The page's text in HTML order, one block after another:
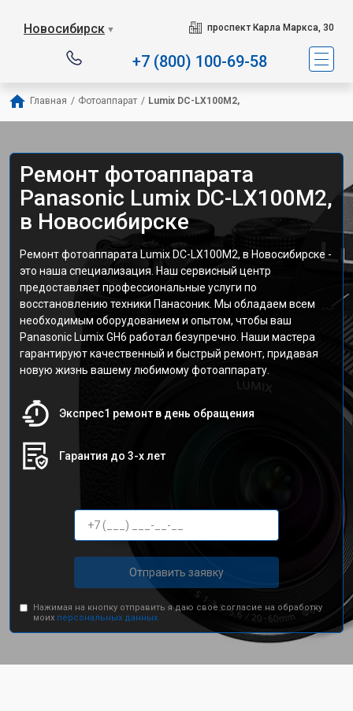
Новосибирск ▼ проспект Карла Маркса, 30
+7 (800) 100-69-58
Главная / Фотоаппарат / Lumix DC-LX100M2,
Ремонт фотоаппарата
Panasonic Lumix DC-LX100M2,
в Новосибирске
Ремонт фотоаппарата Lumix DC-LX100M2, в Новосибирске -
это наша специализация. Наш сервисный центр
предоставляет профессиональные услуги по
восстановлению техники Панасоник. Мы обладаем всем
необходимым оборудованием и опытом, чтобы ваш
Panasonic Lumix GH6 работал безупречно. Наши мастера
гарантируют качественный и быстрый ремонт, придавая
новую жизнь вашему любимому фотоаппарату.
Экспрес1 ремонт в день обращения
Гарантия до 3-х лет
Отправить заявку
Нажимая на кнопку отправить я даю свое согласие на обработку
моих персональных данных.